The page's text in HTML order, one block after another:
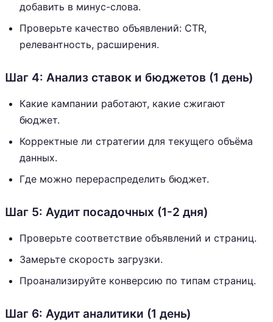
добавить в минус-слова.
Проверьте качество объявлений: CTR,
релевантность, расширения.
Шаг 4: Анализ ставок и бюджетов (1 день)
Какие кампании работают, какие сжигают
бюджет.
Корректные ли стратегии для текущего объёма
данных.
Где можно перераспределить бюджет.
Шаг 5: Аудит посадочных (1-2 дня)
Проверьте соответствие объявлений и страниц.
Замерьте скорость загрузки.
Проанализируйте конверсию по типам страниц.
Шаг 6: Аудит аналитики (1 день)